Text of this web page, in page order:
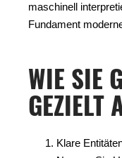
maschinell
Fundament
WIE SIE
GEZIELT
Klare